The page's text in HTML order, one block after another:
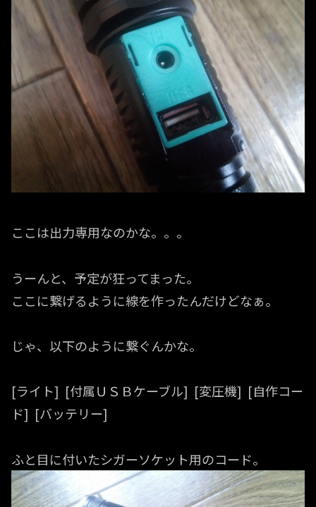
ここは出力専用なのかな。。。
うーんと、予定が狂ってまった。
ここに繋げるように線を作ったんだけどなぁ。
じゃ、以下のように繋ぐんかな。
[ライト] [付属ＵＳＢケーブル] [変圧機] [自作コー
ド] [バッテリー]
ふと目に付いたシガーソケット用のコード。